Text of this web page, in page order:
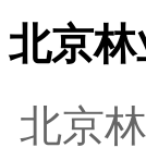
北京
北京